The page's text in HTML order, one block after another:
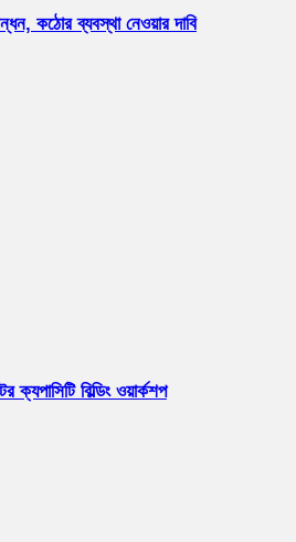
কঠোর ব্যবস্থা নেওয়ার দাবি
ক্যপাসিটি বিল্ডিং ওয়ার্কশপ